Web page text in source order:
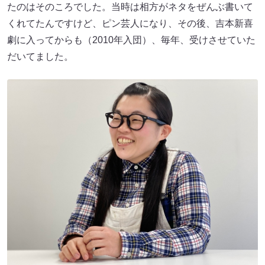
たのはそのころでした。当時は相方がネタをぜんぶ書いて
くれてたんですけど、ピン芸人になり、その後、吉本新喜
劇に入ってからも（2010年入団）、毎年、受けさせていた
だいてました。